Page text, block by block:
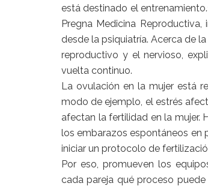
está destinado el
Pregna Medicina
desde la psiquiatría. Acerca de
reproductivo y el nervioso,
vuelta continuo.
La ovulación en la mujer está
modo de ejemplo, el estrés
afectan la fertilidad en la mujer.
los embarazos espontáneos en
iniciar un protocolo de
Por eso, promueven los
cada pareja qué proceso